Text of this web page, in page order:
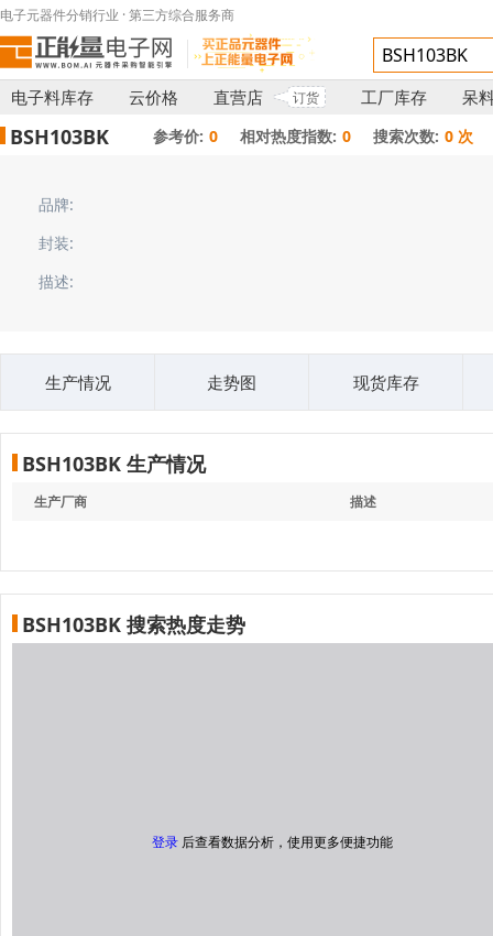
电子元器件分销行业 · 第三方综合服务商
电子料库存 云价格 直营店 订货 工厂库存 呆
BSH103BK 参考价: 0 相对热度指数: 0 搜索次数: 0 次
品牌:
封装:
描述:
生产情况 走势图 现货库存
BSH103BK 生产情况
生产厂商 描述
BSH103BK 搜索热度走势
登录 后查看数据分析，使用更多便捷功能